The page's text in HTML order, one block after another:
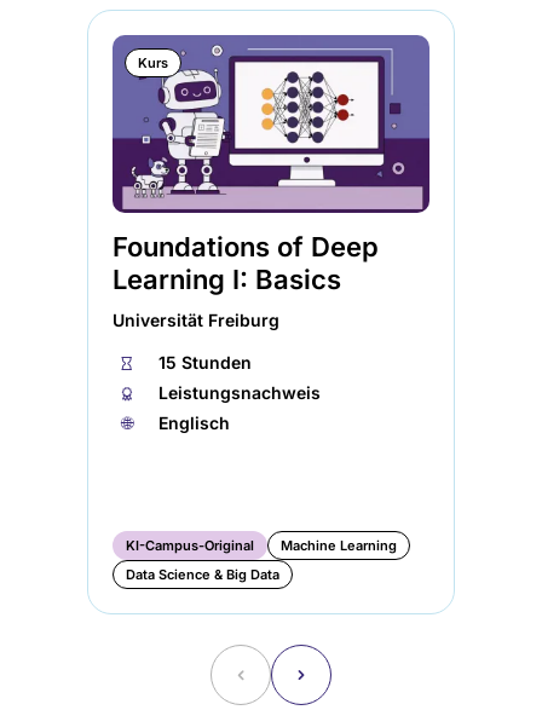
Kurs
Foundations of Deep
Learning I: Basics
Universität Freiburg
⏱
15 Stunden
🏅︎
Leistungsnachweis
🌐︎
Englisch
KI-Campus-Original
Machine Learning
Data Science & Big Data
˂ ˃